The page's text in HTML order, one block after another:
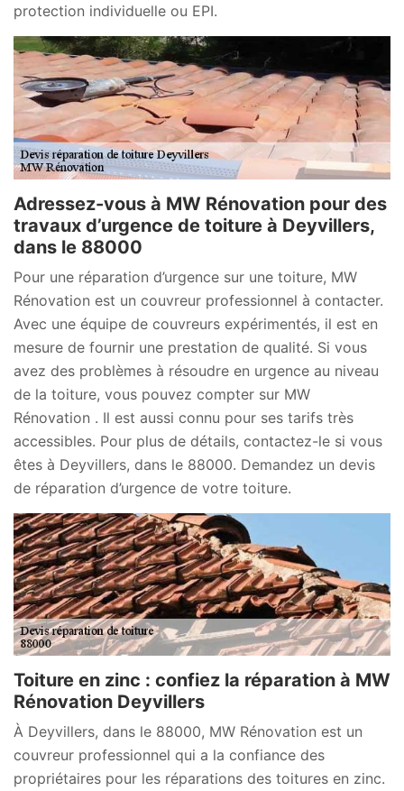
protection individuelle ou EPI.
Adressez-vous à MW Rénovation pour des
travaux d’urgence de toiture à Deyvillers,
dans le 88000
Pour une réparation d’urgence sur une toiture, MW
Rénovation est un couvreur professionnel à contacter.
Avec une équipe de couvreurs expérimentés, il est en
mesure de fournir une prestation de qualité. Si vous
avez des problèmes à résoudre en urgence au niveau
de la toiture, vous pouvez compter sur MW
Rénovation . Il est aussi connu pour ses tarifs très
accessibles. Pour plus de détails, contactez-le si vous
êtes à Deyvillers, dans le 88000. Demandez un devis
de réparation d’urgence de votre toiture.
Toiture en zinc : confiez la réparation à MW
Rénovation Deyvillers
À Deyvillers, dans le 88000, MW Rénovation est un
couvreur professionnel qui a la confiance des
propriétaires pour les réparations des toitures en zinc.